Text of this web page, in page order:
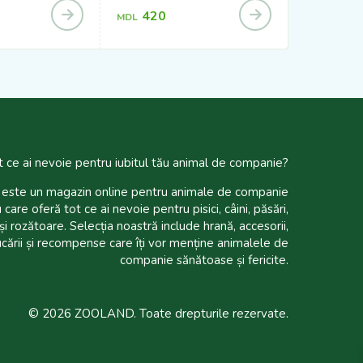
MDL 420
ce ai nevoie pentru iubitul tău animal de companie?
un magazin online pentru animale de companie
care oferă tot ce ai nevoie pentru pisici, câini, păsări,
rozătoare. Selecția noastră include hrană, accesorii,
și recompense care îți vor menține animalele de
companie sănătoase și fericite.
© 2026 ZOOLAND. Toate drepturile rezervate.